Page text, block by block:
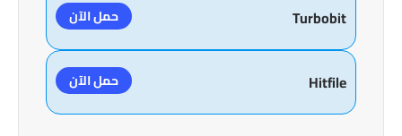
Turbobit حمل الآن
Hitfile حمل الآن